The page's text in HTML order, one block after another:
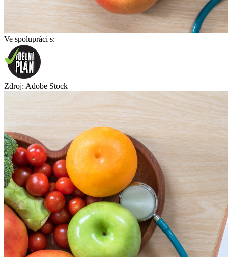
Ve spolupráci s:
Zdroj: Adobe Stock